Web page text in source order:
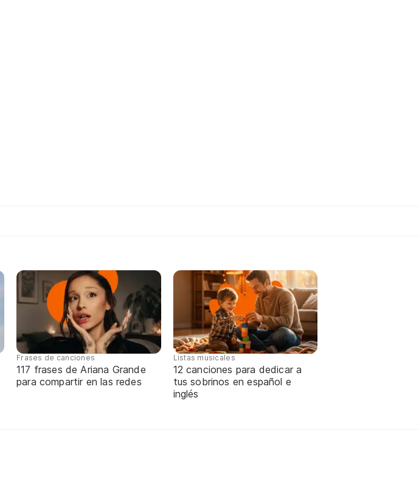
Frases de canciones
117 frases de Ariana Grande
para compartir en las redes
Listas musicales
12 canciones para dedicar a
tus sobrinos en español e
inglés